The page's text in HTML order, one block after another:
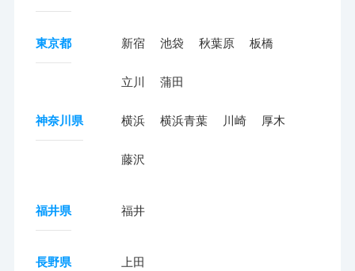
東京都 新宿 池袋 秋葉原 板橋
立川 蒲田
神奈川県 横浜 横浜青葉 川崎 厚木
藤沢
福井県 福井
長野県 上田